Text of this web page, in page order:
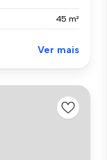
45 m²
Ver mais